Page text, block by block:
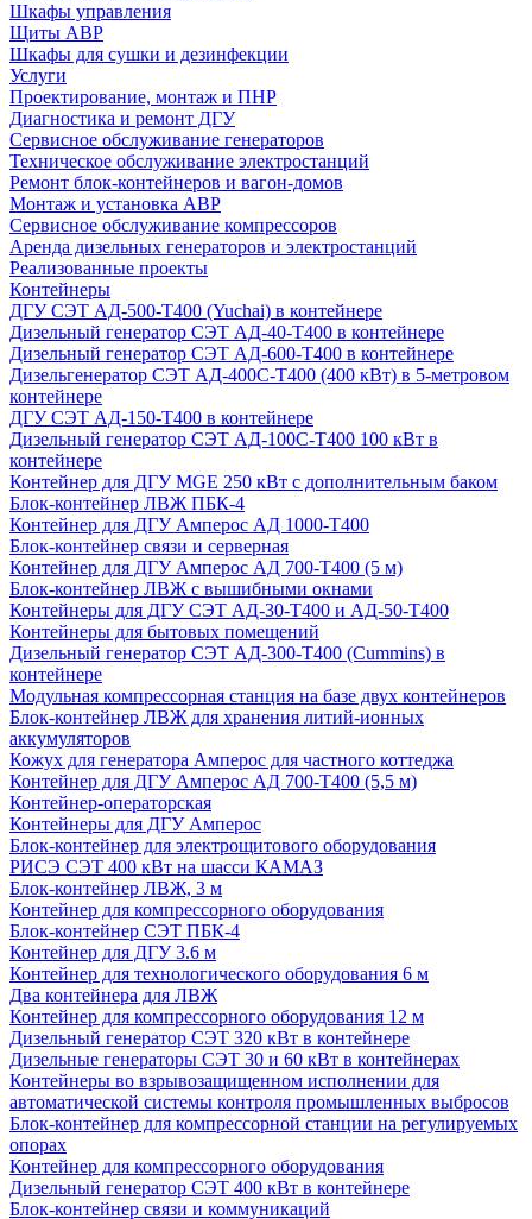
Шкафы управления
Щиты АВР
Шкафы для сушки и дезинфекции
Услуги
Проектирование, монтаж и ПНР
Диагностика и ремонт ДГУ
Сервисное обслуживание генераторов
Техническое обслуживание электростанций
Ремонт блок-контейнеров и вагон-домов
Монтаж и установка АВР
Сервисное обслуживание компрессоров
Аренда дизельных генераторов и электростанций
Реализованные проекты
Контейнеры
ДГУ СЭТ АД-500-Т400 (Yuchai) в контейнере
Дизельный генератор СЭТ АД-40-Т400 в контейнере
Дизельный генератор СЭТ АД-600-Т400 в контейнере
Дизельгенератор СЭТ АД-400С-Т400 (400 кВт) в 5-метровом
контейнере
ДГУ СЭТ АД-150-Т400 в контейнере
Дизельный генератор СЭТ АД-100С-Т400 100 кВт в
контейнере
Контейнер для ДГУ MGE 250 кВт с дополнительным баком
Блок-контейнер ЛВЖ ПБК-4
Контейнер для ДГУ Амперос АД 1000-Т400
Блок-контейнер связи и серверная
Контейнер для ДГУ Амперос АД 700-Т400 (5 м)
Блок-контейнер ЛВЖ с вышибными окнами
Контейнеры для ДГУ СЭТ АД-30-Т400 и АД-50-Т400
Контейнеры для бытовых помещений
Дизельный генератор СЭТ АД-300-Т400 (Cummins) в
контейнере
Модульная компрессорная станция на базе двух контейнеров
Блок-контейнер ЛВЖ для хранения литий-ионных
аккумуляторов
Кожух для генератора Амперос для частного коттеджа
Контейнер для ДГУ Амперос АД 700-Т400 (5,5 м)
Контейнер-операторская
Контейнеры для ДГУ Амперос
Блок-контейнер для электрощитового оборудования
РИСЭ СЭТ 400 кВт на шасси КАМАЗ
Блок-контейнер ЛВЖ, 3 м
Контейнер для компрессорного оборудования
Блок-контейнер СЭТ ПБК-4
Контейнер для ДГУ 3.6 м
Контейнер для технологического оборудования 6 м
Два контейнера для ЛВЖ
Контейнер для компрессорного оборудования 12 м
Дизельный генератор СЭТ 320 кВт в контейнере
Дизельные генераторы СЭТ 30 и 60 кВт в контейнерах
Контейнеры во взрывозащищенном исполнении для
автоматической системы контроля промышленных выбросов
Блок-контейнер для компрессорной станции на регулируемых
опорах
Контейнер для компрессорного оборудования
Дизельный генератор СЭТ 400 кВт в контейнере
Блок-контейнер связи и коммуникаций